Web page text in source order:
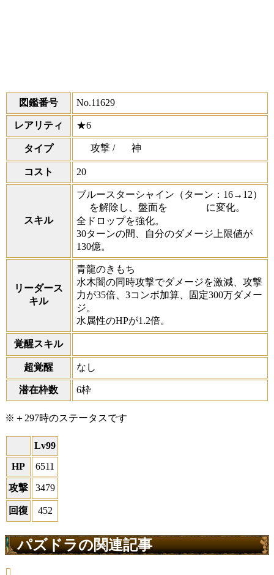
図鑑番号 No.11629
レアリティ ★6
タイプ 攻撃 / 神
コスト 20
スキル
ブルースターシャイン （ターン：16→12）
を解除し、盤面を
に変化。
全ドロップを強化。
30ターンの間、自分のダメージ上限値が
130億。
リーダース
キル
青龍のきもち
水木闇の同時攻撃でダメージを激減、攻撃
力が35倍、3コンボ加算、固定300万ダメー
ジ。
水属性のHPが1.2倍。
覚醒スキル
超覚醒 なし
潜在枠数 6枠
※＋297時のステータスです
Lv99
HP
6511
攻撃 3479
回復 452
パズドラの関連記事